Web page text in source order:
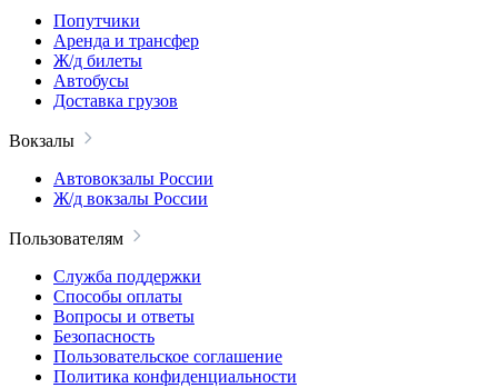
Попутчики
Аренда и трансфер
Ж/д билеты
Автобусы
Доставка грузов
Вокзалы
Автовокзалы России
Ж/д вокзалы России
Пользователям
Служба поддержки
Способы оплаты
Вопросы и ответы
Безопасность
Пользовательское соглашение
Политика конфиденциальности